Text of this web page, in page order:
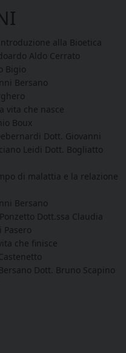
alla Bioetica
Aldo Cerrato
Bigio
Bersano
vita che nasce
Boux
Dott. Giovanni
Leidi Dott. Bogliatto
di malattia e la relazione
Bersano
Dott.ssa Claudia
Pasero
che finisce
Dott. Bruno Scapino